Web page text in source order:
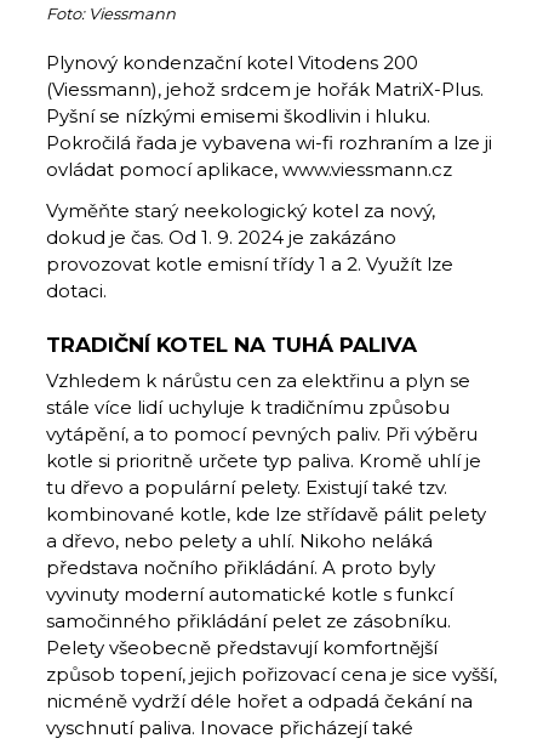
Foto: Viessmann
Plynový kondenzační kotel Vitodens 200
(Viessmann), jehož srdcem je hořák MatriX-Plus.
Pyšní se nízkými emisemi škodlivin i hluku.
Pokročilá řada je vybavena wi-fi rozhraním a lze ji
ovládat pomocí aplikace, www.viessmann.cz
Vyměňte starý neekologický kotel za nový,
dokud je čas. Od 1. 9. 2024 je zakázáno
provozovat kotle emisní třídy 1 a 2. Využít lze
dotaci.
TRADIČNÍ KOTEL NA TUHÁ PALIVA
Vzhledem k nárůstu cen za elektřinu a plyn se
stále více lidí uchyluje k tradičnímu způsobu
vytápění, a to pomocí pevných paliv. Při výběru
kotle si prioritně určete typ paliva. Kromě uhlí je
tu dřevo a populární pelety. Existují také tzv.
kombinované kotle, kde lze střídavě pálit pelety
a dřevo, nebo pelety a uhlí. Nikoho neláká
představa nočního přikládání. A proto byly
vyvinuty moderní automatické kotle s funkcí
samočinného přikládání pelet ze zásobníku.
Pelety všeobecně představují komfortnější
způsob topení, jejich pořizovací cena je sice vyšší,
nicméně vydrží déle hořet a odpadá čekání na
vyschnutí paliva. Inovace přicházejí také